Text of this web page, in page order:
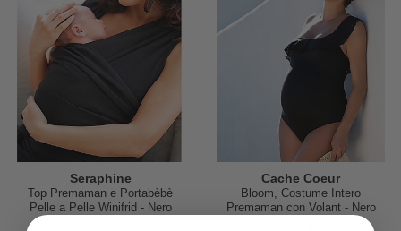
Seraphine
Top Premaman e Portabèbè
Pelle a Pelle Winifrid - Nero
Cache Coeur
Bloom, Costume Intero
Premaman con Volant - Nero